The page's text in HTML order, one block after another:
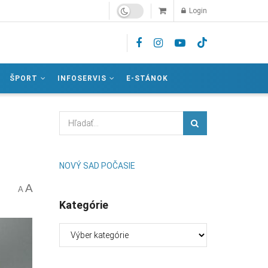
Login
ŠPORT INFOSERVIS E-STÁNOK
A A
NOVÝ SAD POČASIE
Kategórie